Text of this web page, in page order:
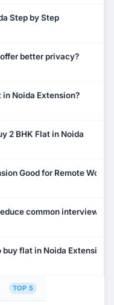
Step by Step
better privacy?
Noida Extension?
2 BHK Flat in Noida
Good for Remote Work?
common interview
flat in Noida Extension?
TOP 5